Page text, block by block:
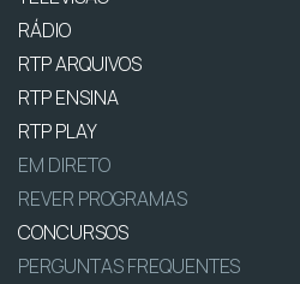
RÁDIO
RTP ARQUIVOS
RTP ENSINA
RTP PLAY
EM DIRETO
REVER PROGRAMAS
CONCURSOS
PERGUNTAS FREQUENTES